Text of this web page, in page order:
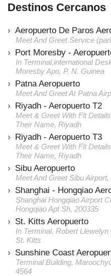
Destinos Cercanos
Aeropuerto De Paros
Meet And Greet Service
Port Moresby -
In Terminal,international
Moresby Apo, P. N. Guinea
Patna Aeropuerto
Meet And Greet At Patna
Riyadh - Aeropuerto T2
Meet & Greet With Flt
Their Name, Riyadh
Riyadh - Aeropuerto T3
Meet & Greet With Flt
Their Name, Riyadh
Sibu Aeropuerto
Meet And Greet Sibu Airport,
Shanghai - Hongqiao
Shanghai Hongqiao Airport
Hongqiao Apt Sh, 200335
St. Kitts Aeropuerto
In Terminal, Robert
St. Kitts
Sunshine Coast
Terminal Building,
4564